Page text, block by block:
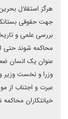
هرگز استقلال
جهت حقوقی
بررسی علمی و
محاکمه شوند حتی
عنوان یک انسان
وزرا و نخست وزیر و
عبرت و اجتناب از
خیانتکاران محاکمه